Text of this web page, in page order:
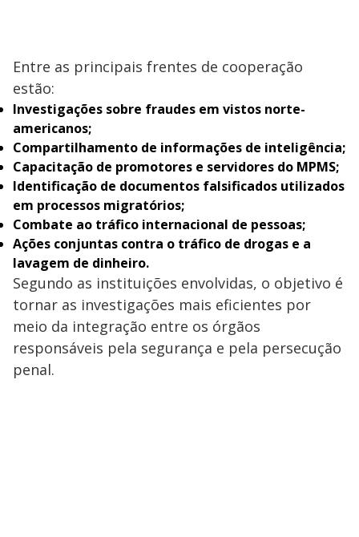
Entre as principais frentes de cooperação
estão:
Investigações sobre fraudes em vistos norte-
americanos;
Compartilhamento de informações de inteligência;
Capacitação de promotores e servidores do MPMS;
Identificação de documentos falsificados utilizados
em processos migratórios;
Combate ao tráfico internacional de pessoas;
Ações conjuntas contra o tráfico de drogas e a
lavagem de dinheiro.
Segundo as instituições envolvidas, o objetivo é
tornar as investigações mais eficientes por
meio da integração entre os órgãos
responsáveis pela segurança e pela persecução
penal.